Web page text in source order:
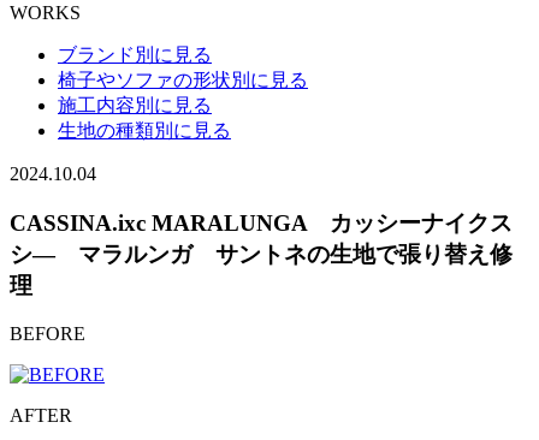
WORKS
ブランド別に見る
椅子やソファの形状別に見る
施工内容別に見る
生地の種類別に見る
2024.10.04
CASSINA.ixc MARALUNGA カッシーナイクス
シ― マラルンガ サントネの生地で張り替え修
理
BEFORE
AFTER